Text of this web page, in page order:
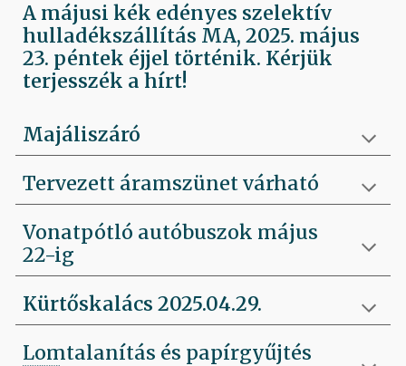
A májusi kék edényes szelektív
hulladékszállítás MA, 2025. május
23. péntek éjjel történik. Kérjük
terjesszék a hírt!
Majáliszáró
Tervezett áramszünet várható
Vonatpótló autóbuszok május
22-ig
Kürtőskalács 2025.04.29.
Lomtalanítás és papírgyűjtés